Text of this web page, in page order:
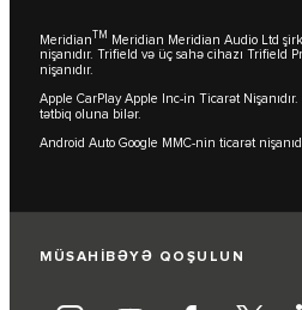
MeridianTM Meridian Meridian Audio Ltd
nişanıdır. Trifield və üç sahə cihazı Trifield
nişanıdır.
Apple CarPlay Apple Inc-in Ticarət
tətbiq oluna bilər.
Android Auto Google MMC-nin ticarət
MÜSAHİBƏYƏ QOŞULUN